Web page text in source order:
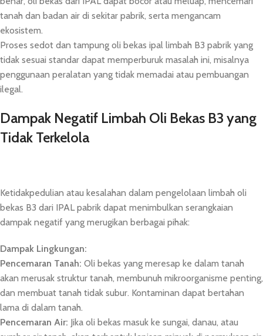
tanah dan badan air di sekitar pabrik, serta mengancam
ekosistem.
Proses sedot dan tampung oli bekas ipal limbah B3 pabrik yang
tidak sesuai standar dapat memperburuk masalah ini, misalnya
penggunaan peralatan yang tidak memadai atau pembuangan
ilegal.
Dampak Negatif Limbah Oli Bekas B3 yang
Tidak Terkelola
Ketidakpedulian atau kesalahan dalam pengelolaan limbah oli
bekas B3 dari IPAL pabrik dapat menimbulkan serangkaian
dampak negatif yang merugikan berbagai pihak:
Dampak Lingkungan:
Pencemaran Tanah: Oli bekas yang meresap ke dalam tanah
akan merusak struktur tanah, membunuh mikroorganisme penting,
dan membuat tanah tidak subur. Kontaminan dapat bertahan
lama di dalam tanah.
Pencemaran Air: Jika oli bekas masuk ke sungai, danau, atau